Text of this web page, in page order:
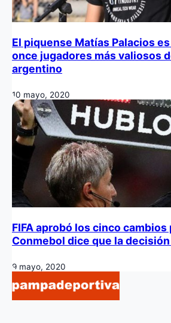
El piquense Matías Palacios
once jugadores más valiosos
argentino
10 mayo, 2020
FIFA aprobó los cinco
Conmebol dice que la
9 mayo, 2020